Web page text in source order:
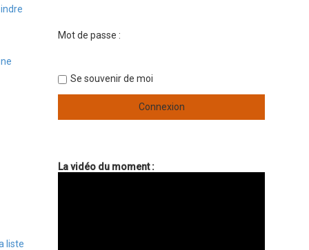
liste
Mot de passe :
Se souvenir de moi
La vidéo du moment :